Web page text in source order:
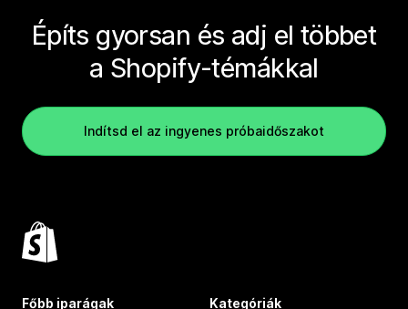
Építs gyorsan és adj el többet
a Shopify-témákkal
Indítsd el az ingyenes próbaidőszakot
Főbb iparágak Kategóriák